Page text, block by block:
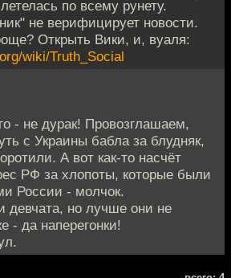
по всему рунету.
не верифицирует новости.
Открыть Вики, и, вуаля:
wiki/Truth_Social
- не дурак! Провозглашаем,
с Украины бабла за блудняк,
А вот как-то насчёт
РФ за хлопоты, которые были
России - молчок.
девчата, но лучше они не
- да наперегонки!